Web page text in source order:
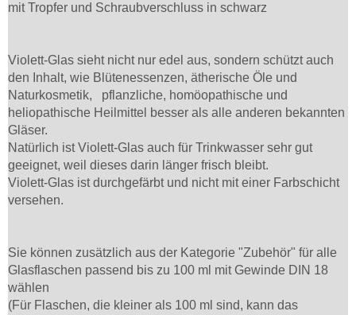
mit Tropfer und Schraubverschluss in schwarz
Violett-Glas sieht nicht nur edel aus, sondern schützt auch
den Inhalt, wie Blütenessenzen, ätherische Öle und
Naturkosmetik, pflanzliche, homöopathische und
heliopathische Heilmittel besser als alle anderen bekannten
Gläser.
Natürlich ist Violett-Glas auch für Trinkwasser sehr gut
geeignet, weil dieses darin länger frisch bleibt.
Violett-Glas ist durchgefärbt und nicht mit einer Farbschicht
versehen.
Sie können zusätzlich aus der Kategorie "Zubehör" für alle
Glasflaschen passend bis zu 100 ml mit Gewinde DIN 18
wählen
(Für Flaschen, die kleiner als 100 ml sind, kann das